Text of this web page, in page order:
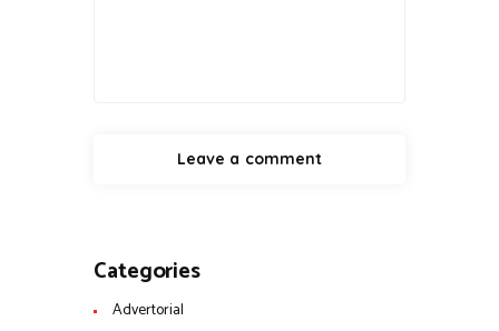
Categories
Advertorial